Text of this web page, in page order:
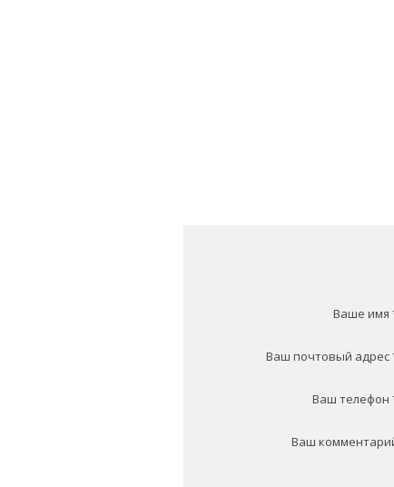
Ваше имя
Ваш почтовый адрес
Ваш телефон
Ваш